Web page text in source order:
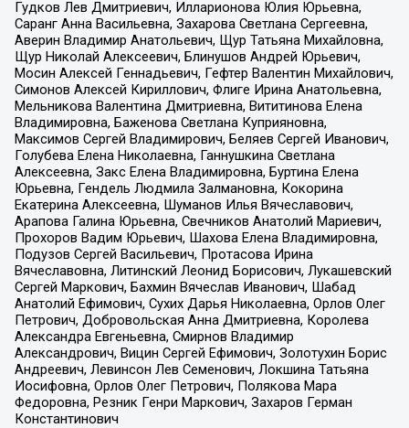
Гудков Лев Дмитриевич, Илларионова Юлия Юрьевна,
Саранг Анна Васильевна, Захарова Светлана Сергеевна,
Аверин Владимир Анатольевич, Щур Татьяна Михайловна,
Щур Николай Алексеевич, Блинушов Андрей Юрьевич,
Мосин Алексей Геннадьевич, Гефтер Валентин Михайлович,
Симонов Алексей Кириллович, Флиге Ирина Анатольевна,
Мельникова Валентина Дмитриевна, Вититинова Елена
Владимировна, Баженова Светлана Куприяновна,
Максимов Сергей Владимирович, Беляев Сергей Иванович,
Голубева Елена Николаевна, Ганнушкина Светлана
Алексеевна, Закс Елена Владимировна, Буртина Елена
Юрьевна, Гендель Людмила Залмановна, Кокорина
Екатерина Алексеевна, Шуманов Илья Вячеславович,
Арапова Галина Юрьевна, Свечников Анатолий Мариевич,
Прохоров Вадим Юрьевич, Шахова Елена Владимировна,
Подузов Сергей Васильевич, Протасова Ирина
Вячеславовна, Литинский Леонид Борисович, Лукашевский
Сергей Маркович, Бахмин Вячеслав Иванович, Шабад
Анатолий Ефимович, Сухих Дарья Николаевна, Орлов Олег
Петрович, Добровольская Анна Дмитриевна, Королева
Александра Евгеньевна, Смирнов Владимир
Александрович, Вицин Сергей Ефимович, Золотухин Борис
Андреевич, Левинсон Лев Семенович, Локшина Татьяна
Иосифовна, Орлов Олег Петрович, Полякова Мара
Федоровна, Резник Генри Маркович, Захаров Герман
Константинович